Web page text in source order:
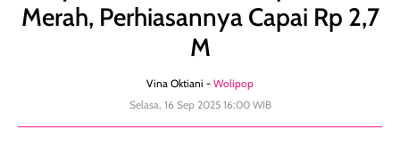
Merah, Perhiasannya Capai Rp 2,7
M
Vina Oktiani - Wolipop
Selasa, 16 Sep 2025 16:00 WIB